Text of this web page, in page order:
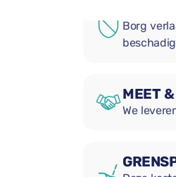
Borg
MEET
We